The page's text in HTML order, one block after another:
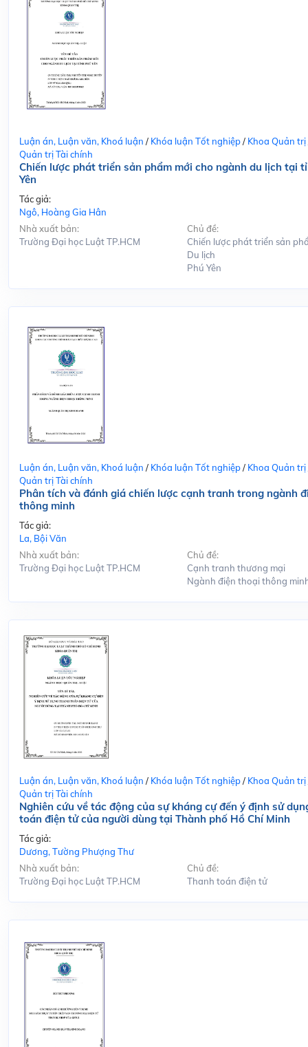
Luận án, Luận văn, Khoá luận / Khóa luận Tốt nghiệp/ Khoa Quản trị
Quản trị Tài chính
Chiến lược phát triển sản phẩm mới cho ngành du lịch tại
Yên
Tác giả:
Ngô, Hoàng Gia Hân
Nhà xuất bản:
Trường Đại học Luật TP.HCM
Chủ đề:
Chiến lược phát triển sản
Du lịch
Phú Yên
Luận án, Luận văn, Khoá luận / Khóa luận Tốt nghiệp/ Khoa Quản trị
Quản trị Tài chính
Phân tích và đánh giá chiến lược cạnh tranh trong ngành
thông minh
Tác giả:
La, Bội Văn
Nhà xuất bản:
Trường Đại học Luật TP.HCM
Chủ đề:
Cạnh tranh thương mại
Ngành điện thoại thông
Luận án, Luận văn, Khoá luận / Khóa luận Tốt nghiệp/ Khoa Quản trị
Quản trị Tài chính
Nghiên cứu về tác động của sự kháng cự đến ý định sử
toán điện tử của người dùng tại Thành phố Hồ Chí Minh
Tác giả:
Dương, Tường Phượng Thư
Nhà xuất bản:
Trường Đại học Luật TP.HCM
Chủ đề:
Thanh toán điện tử